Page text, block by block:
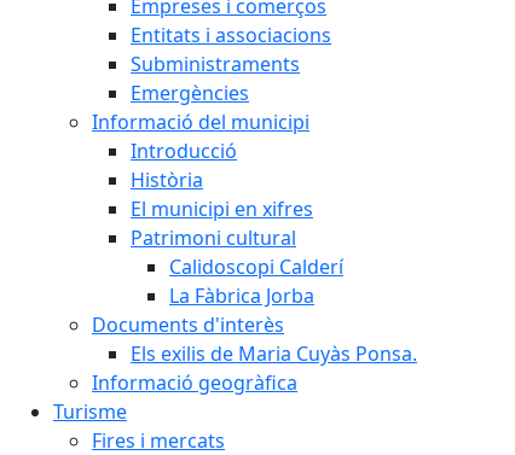
Empreses i comerços
Entitats i associacions
Subministraments
Emergències
Informació del municipi
Introducció
Història
El municipi en xifres
Patrimoni cultural
Calidoscopi Calderí
La Fàbrica Jorba
Documents d'interès
Els exilis de Maria Cuyàs Ponsa.
Informació geogràfica
Turisme
Fires i mercats